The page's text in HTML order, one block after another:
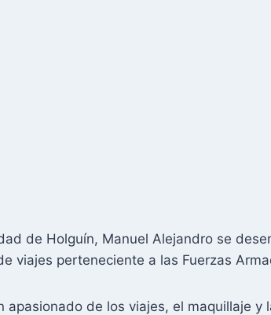
de Holguín, Manuel Alejandro se
viajes perteneciente a las Fuerzas
de los viajes, el maquillaje y